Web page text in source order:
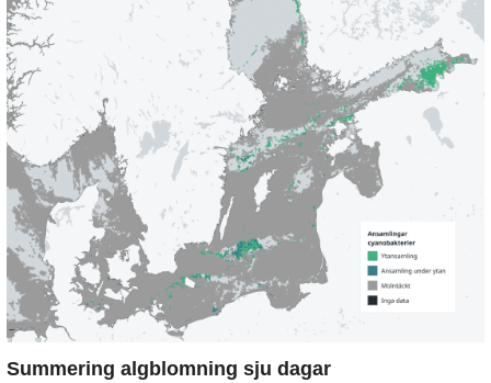
Summering algblomning sju dagar